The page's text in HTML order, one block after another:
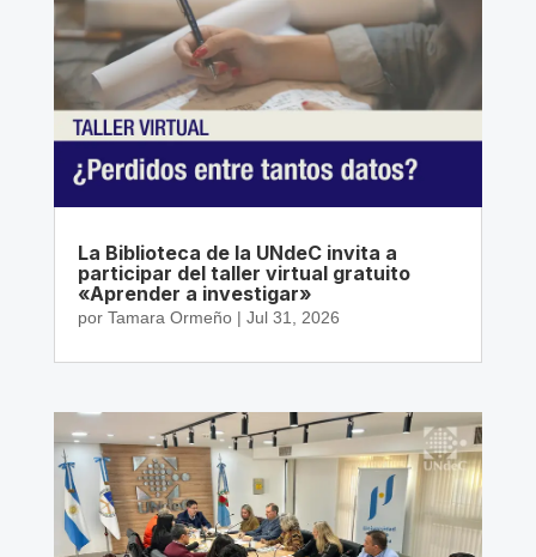
La Biblioteca de la UNdeC invita a
participar del taller virtual gratuito
«Aprender a investigar»
por Tamara Ormeño| Jul 31, 2026